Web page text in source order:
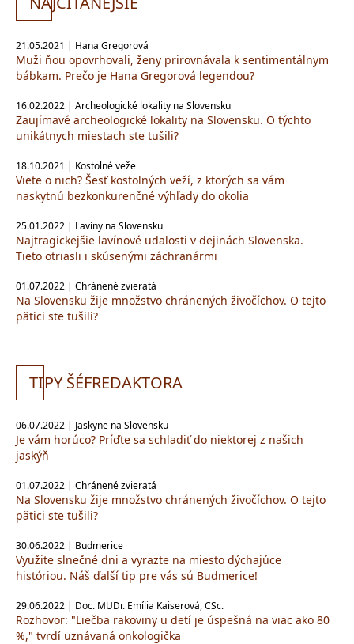
21.05.2021 | Hana Gregorová
Muži ňou opovrhovali, ženy prirovnávala k sentimentálnym
bábkam. Prečo je Hana Gregorová legendou?
16.02.2022 | Archeologické lokality na Slovensku
Zaujímavé archeologické lokality na Slovensku. O týchto
unikátnych miestach ste tušili?
18.10.2021 | Kostolné veže
Viete o nich? Šesť kostolných veží, z ktorých sa vám
naskytnú bezkonkurenčné výhľady do okolia
25.01.2022 | Lavíny na Slovensku
Najtragickejšie lavínové udalosti v dejinách Slovenska.
Tieto otriasli i skúsenými záchranármi
01.07.2022 | Chránené zvieratá
Na Slovensku žije množstvo chránených živočíchov. O tejto
pätici ste tušili?
TIPY ŠÉFREDAKTORA
06.07.2022 | Jaskyne na Slovensku
Je vám horúco? Príďte sa schladiť do niektorej z našich
jaskýň
01.07.2022 | Chránené zvieratá
Na Slovensku žije množstvo chránených živočíchov. O tejto
pätici ste tušili?
30.06.2022 | Budmerice
Využite slnečné dni a vyrazte na miesto dýchajúce
históriou. Náš ďalší tip pre vás sú Budmerice!
29.06.2022 | Doc. MUDr. Emília Kaiserová, CSc.
Rozhovor: "Liečba rakoviny u detí je úspešná na viac ako 80
%," tvrdí uznávaná onkologička